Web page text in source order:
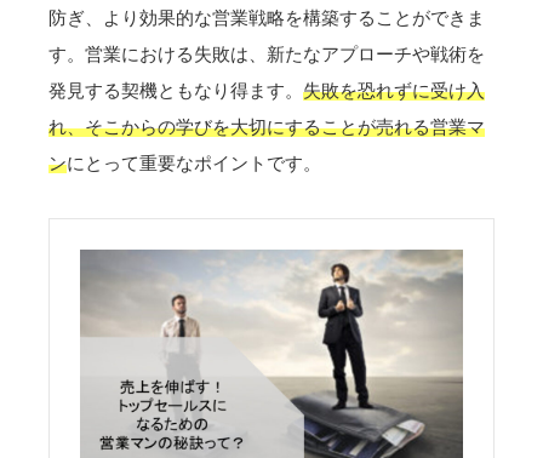
防ぎ、より効果的な営業戦略を構築することができま
す。営業における失敗は、新たなアプローチや戦術を
発見する契機ともなり得ます。 失敗を恐れずに受け入
れ、そこからの学びを大切にすることが売れる営業マ
ンにとって重要なポイントです。